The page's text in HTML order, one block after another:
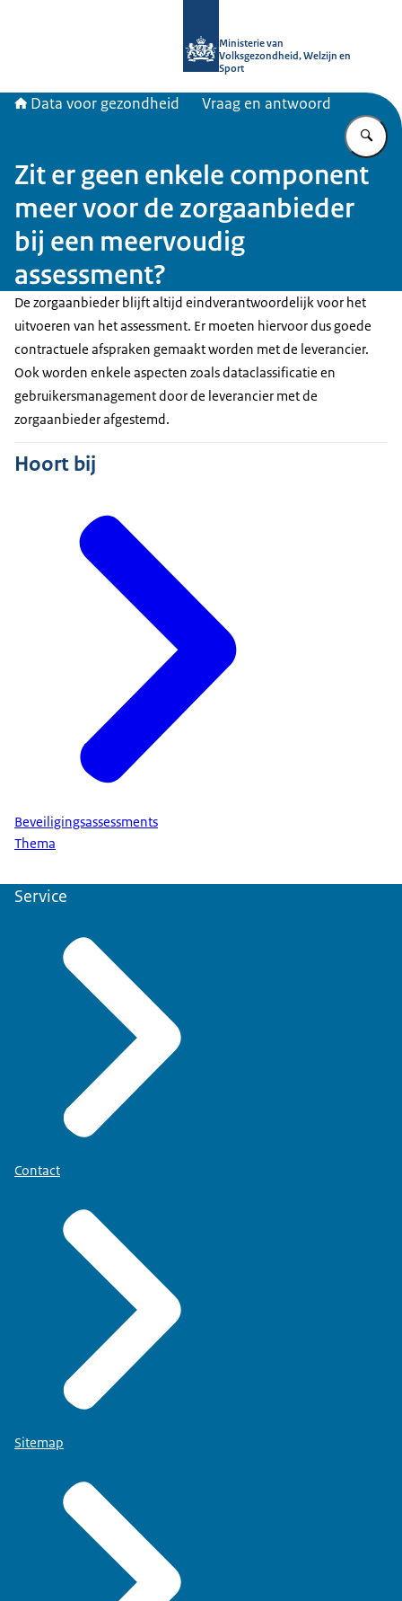
Ministerie van
Volksgezondheid, Welzijn en
Sport
Data voor gezondheid Vraag en antwoord
Zit er geen enkele component
meer voor de zorgaanbieder
bij een meervoudig
assessment?
De zorgaanbieder blijft altijd eindverantwoordelijk voor het
uitvoeren van het assessment. Er moeten hiervoor dus goede
contractuele afspraken gemaakt worden met de leverancier.
Ook worden enkele aspecten zoals dataclassificatie en
gebruikersmanagement door de leverancier met de
zorgaanbieder afgestemd.
Hoort bij
Beveiligingsassessments
Thema
Service
Contact
Sitemap